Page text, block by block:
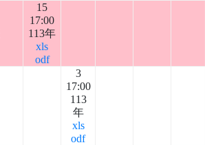
15
17:00
113年
xls
odf
3
17:00
113
年
xls
odf